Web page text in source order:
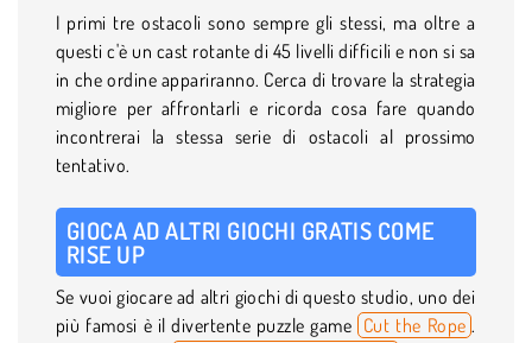
I primi tre ostacoli sono sempre gli stessi, ma oltre a
questi c'è un cast rotante di 45 livelli difficili e non si sa
in che ordine appariranno. Cerca di trovare la strategia
migliore per affrontarli e ricorda cosa fare quando
incontrerai la stessa serie di ostacoli al prossimo
tentativo.
GIOCA AD ALTRI GIOCHI GRATIS COME
RISE UP
Se vuoi giocare ad altri giochi di questo studio, uno dei
più famosi è il divertente puzzle game Cut the Rope .